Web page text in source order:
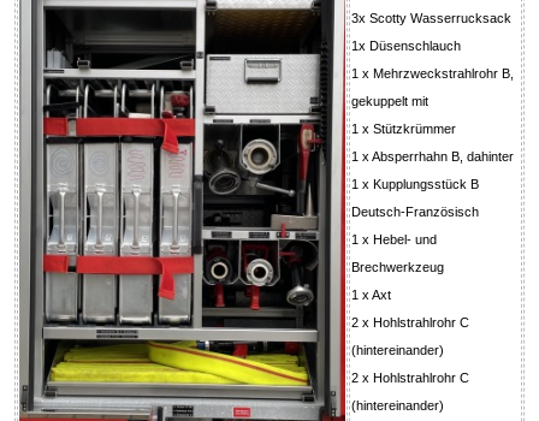
3x Scotty Wasserrucksack
1x Düsenschlauch
1 x Mehrzweckstrahlrohr B,
gekuppelt mit
1 x Stützkrümmer
1 x Absperrhahn B, dahinter
1 x Kupplungsstück B
Deutsch-Französisch
1 x Hebel- und
Brechwerkzeug
1 x Axt
2 x Hohlstrahlrohr C
(hintereinander)
2 x Hohlstrahlrohr C
(hintereinander)